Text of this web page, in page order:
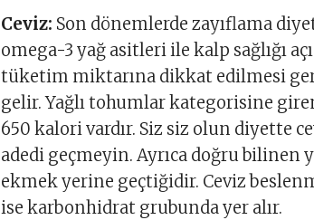
Ceviz: Son dönemlerde zayıflama
omega-3 yağ asitleri ile kalp sağlığı
tüketim miktarına dikkat edilmesi
gelir. Yağlı tohumlar kategorisine
650 kalori vardır. Siz siz olun diyette
adedi geçmeyin. Ayrıca doğru bilinen
ekmek yerine geçtiğidir. Ceviz
ise karbonhidrat grubunda yer alır.